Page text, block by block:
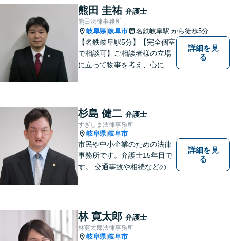
熊田 圭祐 弁護士
熊田法律事務所
岐阜県|岐阜市 名鉄岐阜駅 から徒歩5分
【名鉄岐阜駅5分】【完全個室
で相談可】ご相談者様の立場
に立って物事を考え、心に寄
決への第一歩です。小さな問
題から大きな問題まで、お気
軽にご相談ください。
詳細を見
る
杉島 健二 弁護士
すぎしま法律事務所
岐阜県|岐阜市
市民や中小企業のための法律
事務所です。弁護士15年目で
す。 交通事故や相続などの相
などの家事事件を解決してき
ました。特に交通事故では多
くの後遺障害事故や死亡事故
を解決してきました。
詳細を見
る
林 寛太郎 弁護士
林寛太郎法律事務所
岐阜県|岐阜市